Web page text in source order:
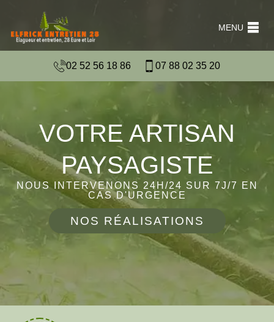
MENU
02 52 56 18 86 07 88 02 35 20
VOTRE ARTISAN
PAYSAGISTE
NOUS INTERVENONS 24H/24 SUR 7J/7 EN
CAS D'URGENCE
NOS RÉALISATIONS